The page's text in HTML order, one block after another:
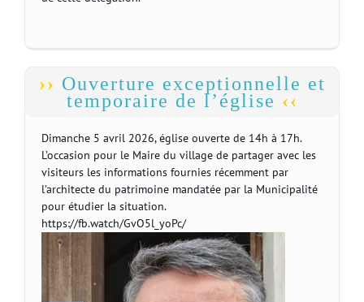
Ouverture exceptionnelle et
temporaire de l’église
Dimanche 5 avril 2026, église ouverte de 14h à 17h.
L’occasion pour le Maire du village de partager avec les
visiteurs les informations fournies récemment par
l’architecte du patrimoine mandatée par la Municipalité
pour étudier la situation.
https://fb.watch/GvO5l_yoPc/